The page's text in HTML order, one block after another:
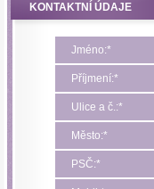
KONTAKTNÍ ÚDAJE
Jméno:*
Příjmení:*
Ulice a č.:*
Město:*
PSČ:*